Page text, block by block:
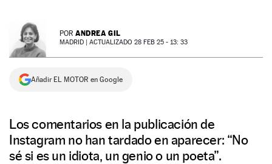
NEWSLETTER POR ANDREA GIL
MADRID | ACTUALIZADO 28 FEB 25 - 13: 33
Añadir EL MOTOR en Google
Los comentarios en la publicación de
Instagram no han tardado en aparecer: “No
sé si es un idiota, un genio o un poeta”.